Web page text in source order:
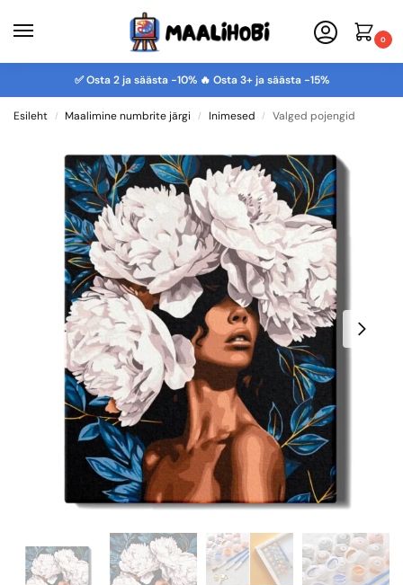
0
✅ Osta 2 ja säästa -10% 🔥 Osta 3+ ja säästa -15%
Esileht / Maalimine numbrite järgi / Inimesed / Valged pojengid